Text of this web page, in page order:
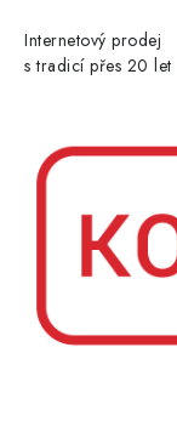
Internetový prodej
s tradicí přes 20 let